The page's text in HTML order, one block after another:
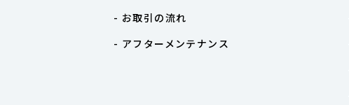
- お取引の流れ
- アフターメンテナンス